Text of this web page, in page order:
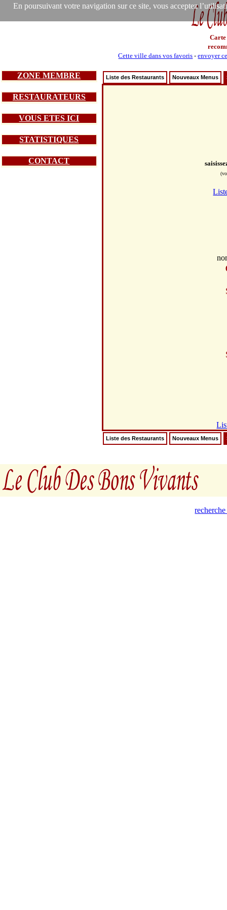
En poursuivant votre navigation sur ce site, vous acceptez
Carte
Cette ville dans vos favoris -envoyer
ZONE MEMBRE
RESTAURATEURS
VOUS ETES ICI
STATISTIQUES
CONTACT
Liste des Restaurants Nouveaux Menus
Liste des Restaurants Nouveaux Menus